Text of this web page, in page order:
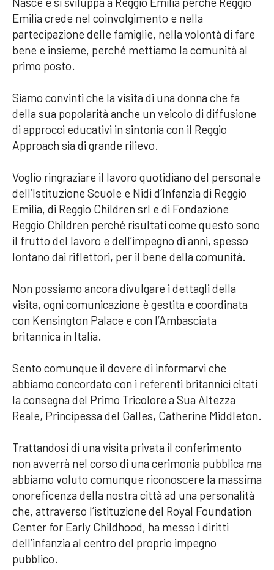
Emilia crede nel coinvolgimento e nella
partecipazione delle famiglie, nella volontà di fare
bene e insieme, perché mettiamo la comunità al
primo posto.
Siamo convinti che la visita di una donna che fa
della sua popolarità anche un veicolo di diffusione
di approcci educativi in sintonia con il Reggio
Approach sia di grande rilievo.
Voglio ringraziare il lavoro quotidiano del personale
dell’Istituzione Scuole e Nidi d’Infanzia di Reggio
Emilia, di Reggio Children srl e di Fondazione
Reggio Children perché risultati come questo sono
il frutto del lavoro e dell’impegno di anni, spesso
lontano dai riflettori, per il bene della comunità.
Non possiamo ancora divulgare i dettagli della
visita, ogni comunicazione è gestita e coordinata
con Kensington Palace e con l’Ambasciata
britannica in Italia.
Sento comunque il dovere di informarvi che
abbiamo concordato con i referenti britannici citati
la consegna del Primo Tricolore a Sua Altezza
Reale, Principessa del Galles, Catherine Middleton.
Trattandosi di una visita privata il conferimento
non avverrà nel corso di una cerimonia pubblica ma
abbiamo voluto comunque riconoscere la massima
onoreficenza della nostra città ad una personalità
che, attraverso l’istituzione del Royal Foundation
Center for Early Childhood, ha messo i diritti
dell’infanzia al centro del proprio impegno
pubblico.